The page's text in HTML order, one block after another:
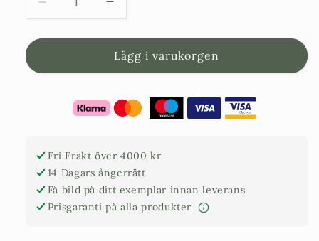
Minska
kvantitet
för
-
Europaea
-
Large
Öka
kvantitet
för
Olivträd
-
Europaea
80
Large
Lägg i varukorgen
Fri Frakt över 4000 kr
14 Dagars ångerrätt
Få bild på ditt exemplar innan leverans
Prisgaranti på alla produkter